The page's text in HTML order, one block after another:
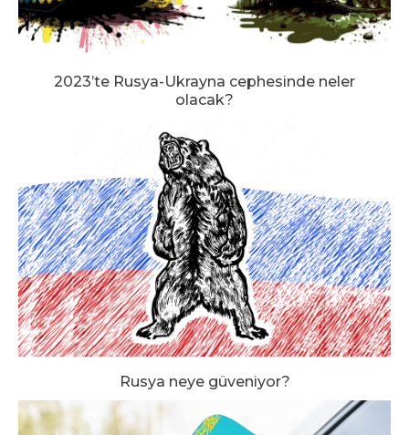
2023’te Rusya-Ukrayna cephesinde neler
olacak?
Rusya neye güveniyor?